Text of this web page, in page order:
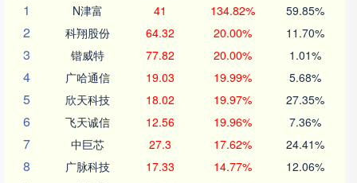
1
N津富 41 134.82% 59.85%
2 科翔股份 64.32 20.00% 11.70%
3 锴威特 77.82 20.00% 1.01%
4 广哈通信 19.03 19.99% 5.68%
5 欣天科技 18.02 19.97% 27.35%
6 飞天诚信 12.56 19.96% 7.36%
7 中巨芯 27.3 17.62% 24.41%
8 广脉科技 17.33 14.77% 12.06%